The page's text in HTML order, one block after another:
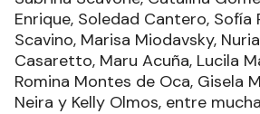
Enrique, Soledad Cantero, Sofía
Scavino, Marisa Miodavsky,
Casaretto, Maru Acuña, Lucila
Romina Montes de Oca, Gisela
Neira y Kelly Olmos, entre